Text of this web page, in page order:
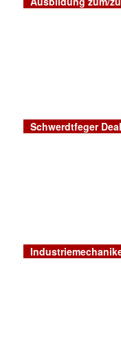
Schwerdtfeger